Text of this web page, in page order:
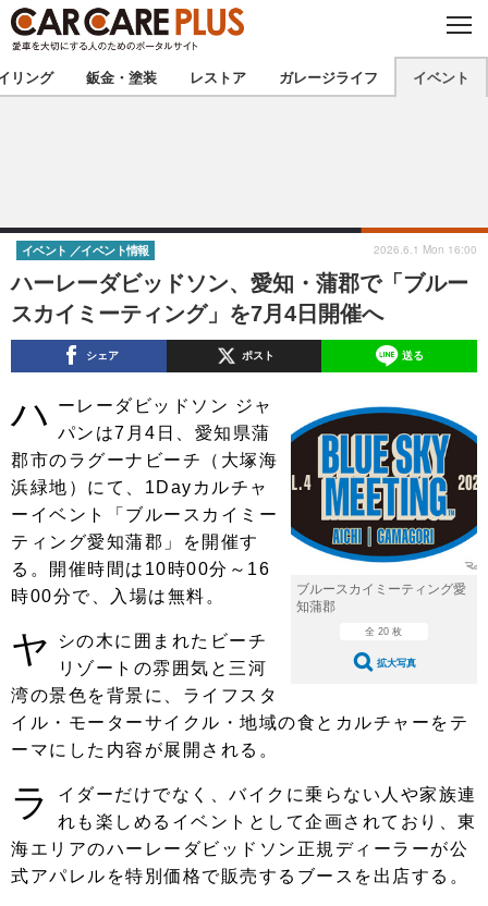
C
O
S
E
★カーケアプラス認定★ 厳選プロショップを地域から探す
甲信越 北陸
東海 関西
中国 四国
九州
注目の記事
ショップレポート 愛車 File
自動車豆知識 ストップ！不具合修理＆粗悪修理
鈑金・塗装
ディテイリング
ディテイリング 洗車
ヘッドライト磨き コーティング
鈑金・塗装
小キズ直し 防錆
特集記事
ストップ 不具合修理＆粗悪修理
カーメーカー「旧車」関連プロジェ
クト
コラム
ショップ紹介
ショップレポート プロショップ検索
レストア
カーメーカー「旧車」関連プロジ
ェクト
コラム
イベント
リング 鈑金・塗装 レストア ガレージライフ イベント
ハーレーダビッドソン、愛知・蒲郡で「ブルー
スカイミーティング」を7月4日開催へ
イベント イベント情報 2026.6.1 Mon 16:00
シェア ポスト 送る
ブルースカイミーティング愛
知蒲郡
全 20 枚
拡大写真
ハ
ーレーダビッドソン ジャ
パンは7月4日、愛知県蒲
郡市のラグーナビーチ（大塚海
浜緑地）にて、1Dayカルチャ
ーイベント「ブルースカイミー
ティング愛知蒲郡」を開催す
る。開催時間は10時00分～16
時00分で、入場は無料。
ヤ
シの木に囲まれたビーチ
リゾートの雰囲気と三河
湾の景色を背景に、ライフスタ
イル・モーターサイクル・地域の食とカルチャーをテ
ーマにした内容が展開される。
ラ
イダーだけでなく、バイクに乗らない人や家族連
れも楽しめるイベントとして企画されており、東
海エリアのハーレーダビッドソン正規ディーラーが公
式アパレルを特別価格で販売するブースを出店する。